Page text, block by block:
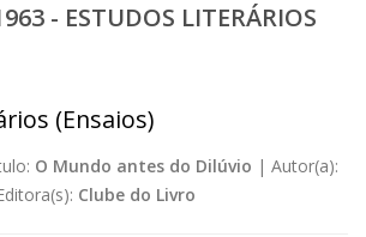
- ESTUDOS LITERÁRIOS
(Ensaios)
O Mundo antes do Dilúvio | Autor(a):
Clube do Livro